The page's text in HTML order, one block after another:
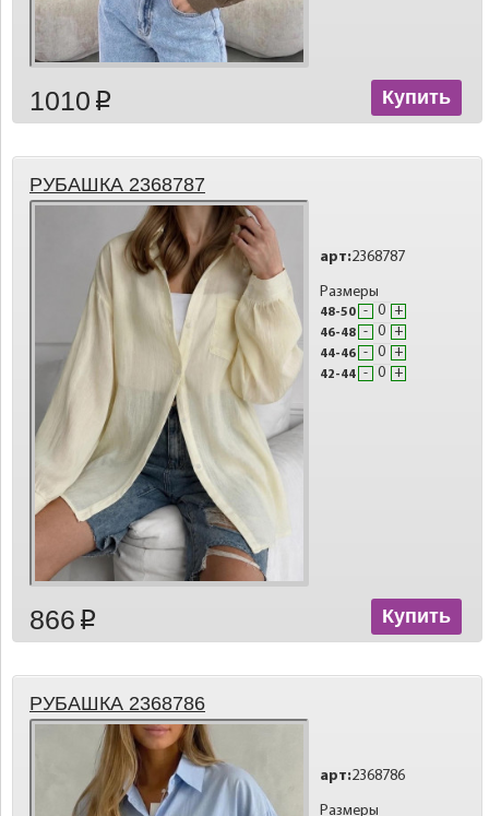
1010 p Купить
РУБАШКА 2368787
арт:2368787
Размеры
48-50 - +
46-48 - +
44-46 - +
42-44 - +
866 p Купить
РУБАШКА 2368786
арт:2368786
Размеры